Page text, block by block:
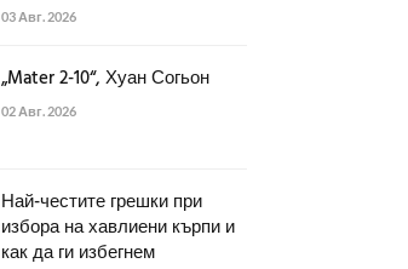
03 Авг. 2026
„Mater 2-10“, Хуан Согьон
02 Авг. 2026
Най-честите грешки при
избора на хавлиени кърпи и
как да ги избегнем